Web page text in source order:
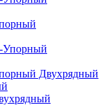
Двухрядный